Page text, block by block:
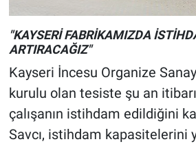
"KAYSERİ FABRİKAMIZDA
ARTIRACAĞIZ"
Kayseri İncesu Organize
kurulu olan tesiste şu an
çalışanın istihdam edildiğini
Savcı, istihdam kapasitelerini